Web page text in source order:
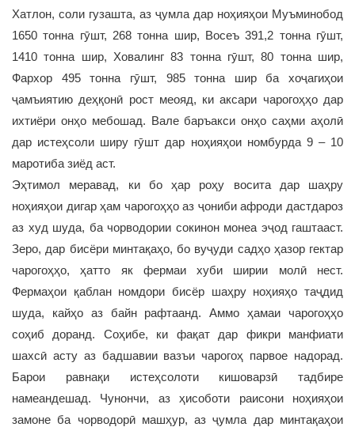
Хатлон, соли гузашта, аз ҷумла дар ноҳияҳои Муъминобод
1650 тонна гӯшт, 268 тонна шир, Восеъ 391,2 тонна гӯшт,
1410 тонна шир, Ховалинг 83 тонна гӯшт, 80 тонна шир,
Фархор 495 тонна гӯшт, 985 тонна шир ба хоҷагиҳои
ҷамъиятию деҳқонӣ рост меояд, ки аксари чарогоҳҳо дар
ихтиёри онҳо мебошад. Вале баръакси онҳо саҳми аҳолӣ
дар истеҳсоли ширу гӯшт дар ноҳияҳои номбурда 9 – 10
маротиба зиёд аст.
Эҳтимол меравад, ки бо ҳар роҳу восита дар шаҳру
ноҳияҳои дигар ҳам чарогоҳҳо аз ҷониби афроди дастдароз
аз худ шуда, ба чорводории сокинон монеа эҷод гаштааст.
Зеро, дар бисёри минтақаҳо, бо вуҷуди садҳо ҳазор гектар
чарогоҳҳо, ҳатто як фермаи хуби ширии молӣ нест.
Фермаҳои қаблан номдори бисёр шаҳру ноҳияҳо таҷдид
шуда, кайҳо аз байн рафтаанд. Аммо ҳамаи чарогоҳҳо
соҳиб доранд. Соҳибе, ки фақат дар фикри манфиати
шахсӣ асту аз бадшавии вазъи чарогоҳ парвое надорад.
Барои равнақи истеҳсолоти кишоварзӣ тадбире
намеандешад. Чунончи, аз ҳисоботи раисони ноҳияҳои
замоне ба чорводорӣ машҳур, аз ҷумла дар минтақаҳои